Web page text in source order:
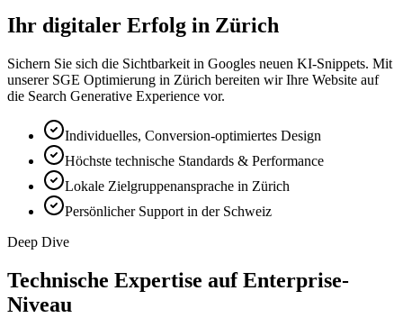
Ihr digitaler Erfolg in Zürich
Sichern Sie sich die Sichtbarkeit in Googles neuen KI-Snippets. Mit
unserer SGE Optimierung in Zürich bereiten wir Ihre Website auf
die Search Generative Experience vor.
Individuelles, Conversion-optimiertes Design
Höchste technische Standards & Performance
Lokale Zielgruppenansprache in Zürich
Persönlicher Support in der Schweiz
Deep Dive
Technische Expertise auf Enterprise-
Niveau